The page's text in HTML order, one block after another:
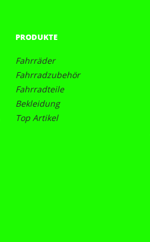
PRODUKTE
Fahrräder
Fahrradzubehör
Fahrradteile
Bekleidung
Top Artikel